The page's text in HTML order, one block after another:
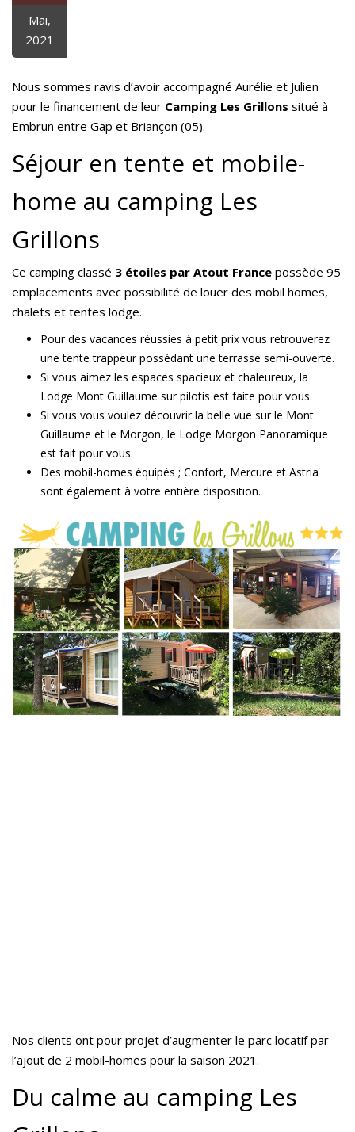
Mai,
2021
Nous sommes ravis d’avoir accompagné Aurélie et Julien
pour le financement de leur Camping Les Grillons situé à
Embrun entre Gap et Briançon (05).
Séjour en tente et mobile-
home au camping Les
Grillons
Ce camping classé 3 étoiles par Atout France possède 95
emplacements avec possibilité de louer des mobil homes,
chalets et tentes lodge.
Pour des vacances réussies à petit prix vous retrouverez
une tente trappeur possédant une terrasse semi-ouverte.
Si vous aimez les espaces spacieux et chaleureux, la
Lodge Mont Guillaume sur pilotis est faite pour vous.
Si vous vous voulez découvrir la belle vue sur le Mont
Guillaume et le Morgon, le Lodge Morgon Panoramique
est fait pour vous.
Des mobil-homes équipés ; Confort, Mercure et Astria
sont également à votre entière disposition.
Nos clients ont pour projet d’augmenter le parc locatif par
l’ajout de 2 mobil-homes pour la saison 2021.
Du calme au camping Les